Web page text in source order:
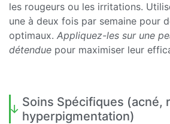
les rougeurs ou les irritations.
une à deux fois par semaine pour
optimaux. Appliquez-les sur une
détendue pour maximiser leur
Soins Spécifiques (acné,
hyperpigmentation)